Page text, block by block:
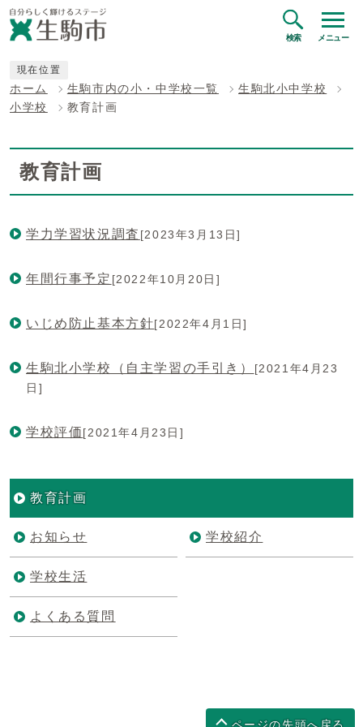
検索 メニュー
現在位置
ホーム 生駒市内の小・中学校一覧
生駒北小中学校
小学校
教育計画
教育計画
学力学習状況調査 [2023年3月13日]
年間行事予定 [2022年10月20日]
いじめ防止基本方針[2022年4月1日]
生駒北小学校（自主学習の手引き）
[2021年4月23
日]
学校評価[2021年4月23日]
教育計画
お知らせ 学校紹介
学校生活
よくある質問